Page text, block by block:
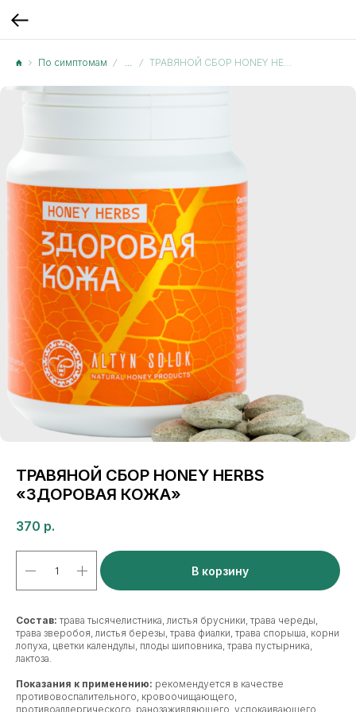
По симптомам ... ТРАВЯНОЙ СБОР HONEY HERBS «ЗДОРОВАЯ КОЖА»
ТРАВЯНОЙ СБОР HONEY HERBS
«ЗДОРОВАЯ КОЖА»
370 р.
В корзину
Состав: трава тысячелистника, листья брусники, трава череды,
трава зверобоя, листья березы, трава фиалки, трава спорыша, корни
лопуха, цветки календулы, плоды шиповника, трава пустырника,
лактоза.
Показания к применению: рекомендуется в качестве
противовоспалительного, кровоочищающего,
противоаллергического, ранозаживляющего, успокаивающего